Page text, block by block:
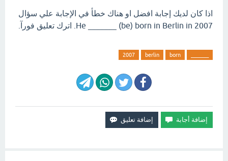
اذا كان لديك إجابة افضل او هناك خطأ في الإجابة علي سؤال
He _______ (be) born in Berlin in 2007. اترك تعليق فورآ.
born
berlin
2007